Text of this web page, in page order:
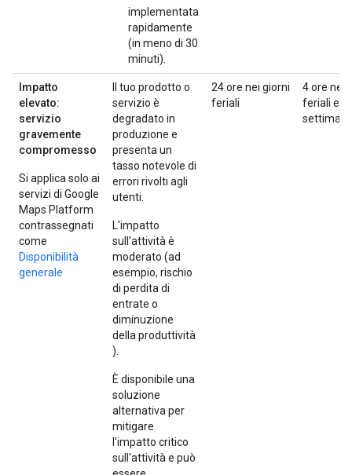
implementata
rapidamente
(in meno di 30
minuti).
Impatto
elevato:
servizio
gravemente
compromesso
Si applica solo ai
servizi di Google
Maps Platform
contrassegnati
come
Disponibilità
generale
Il tuo prodotto o
servizio è
degradato in
produzione e
presenta un
tasso notevole di
errori rivolti agli
utenti.
L'impatto
sull'attività è
moderato (ad
esempio, rischio
di perdita di
entrate o
diminuzione
della produttività
).
È disponibile una
soluzione
alternativa per
mitigare
l'impatto critico
sull'attività e può
24 ore nei giorni
feriali
4 ore nei
feriali e